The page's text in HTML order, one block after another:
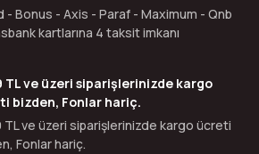
- Bonus - Axis - Paraf - Maximum - Qnb
kartlarına 4 taksit imkanı
TL ve üzeri siparişlerinizde kargo
bizden, Fonlar hariç.
ve üzeri siparişlerinizde kargo ücreti
Fonlar hariç.